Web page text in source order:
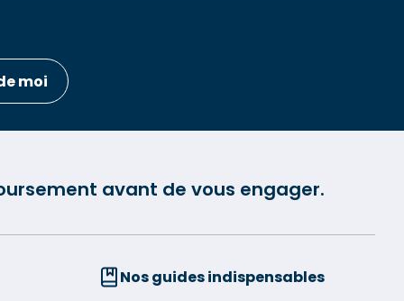
moi
avant de vous engager.
Nos guides indispensables